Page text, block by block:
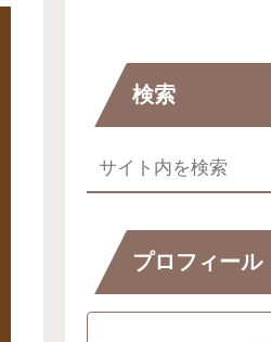
検索
プロフィール